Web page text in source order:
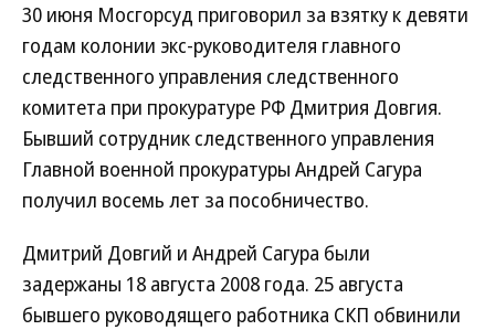
30 июня Мосгорсуд приговорил за взятку к девяти
годам колонии экс-руководителя главного
следственного управления следственного
комитета при прокуратуре РФ Дмитрия Довгия.
Бывший сотрудник следственного управления
Главной военной прокуратуры Андрей Сагура
получил восемь лет за пособничество.
Дмитрий Довгий и Андрей Сагура были
задержаны 18 августа 2008 года. 25 августа
бывшего руководящего работника СКП обвинили